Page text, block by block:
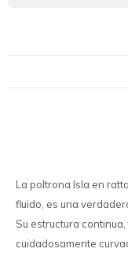
La poltrona Isla en
fluido, es una
Su estructura
cuidadosamente